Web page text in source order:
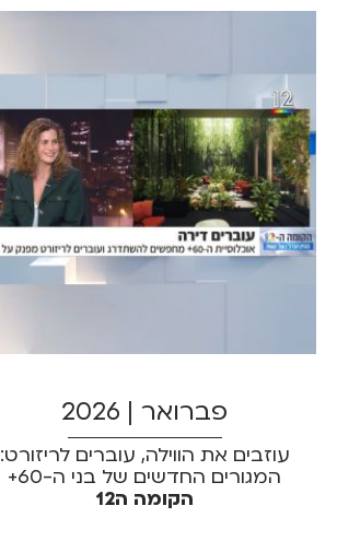
פברואר | 2026
עוזבים את הווילה, עוברים לריזורט:
המגורים החדשים של בני ה-60+
הקומה ה12